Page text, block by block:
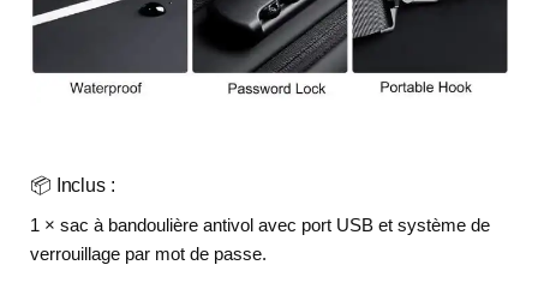
📦 Inclus :
1 × sac à bandoulière antivol avec port USB et système de
verrouillage par mot de passe.